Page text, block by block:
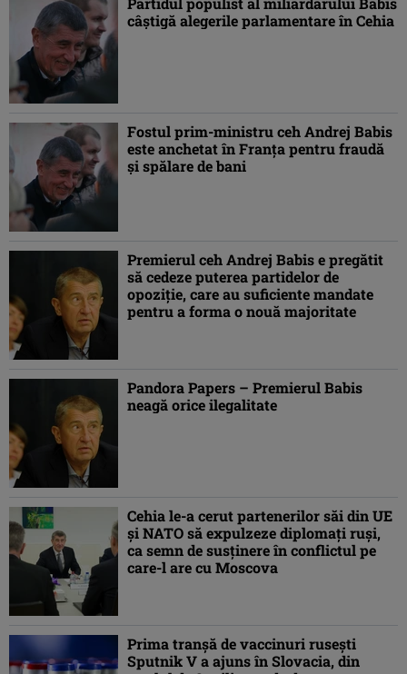
câștigă alegerile parlamentare în Cehia
Fostul prim-ministru ceh Andrej Babis
este anchetat în Franța pentru fraudă
și spălare de bani
Premierul ceh Andrej Babis e pregătit
să cedeze puterea partidelor de
opoziție, care au suficiente mandate
pentru a forma o nouă majoritate
Pandora Papers – Premierul Babis
neagă orice ilegalitate
Cehia le-a cerut partenerilor săi din UE
și NATO să expulzeze diplomați ruși,
ca semn de susținere în conflictul pe
care-l are cu Moscova
Prima tranșă de vaccinuri rusești
Sputnik V a ajuns în Slovacia, din